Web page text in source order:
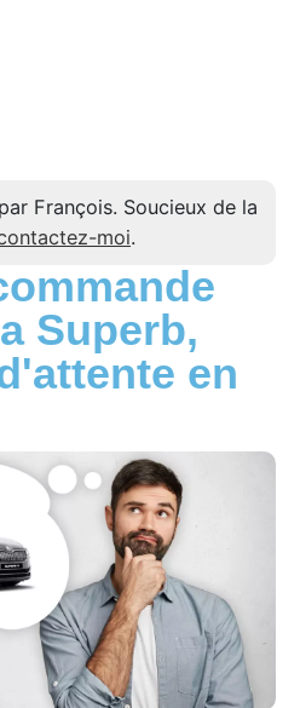
François. Soucieux de la
moi.
Superb,
en